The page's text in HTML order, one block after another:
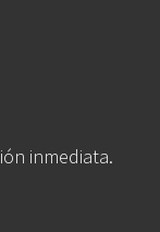
inmediata.